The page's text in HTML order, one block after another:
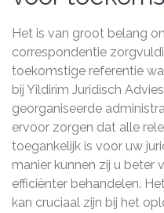
Het is van groot belang
correspondentie
toekomstige referentie
bij Yildirim Juridisch
georganiseerde
ervoor zorgen dat alle
toegankelijk is voor uw
manier kunnen zij u beter
efficiënter behandelen.
kan cruciaal zijn bij het